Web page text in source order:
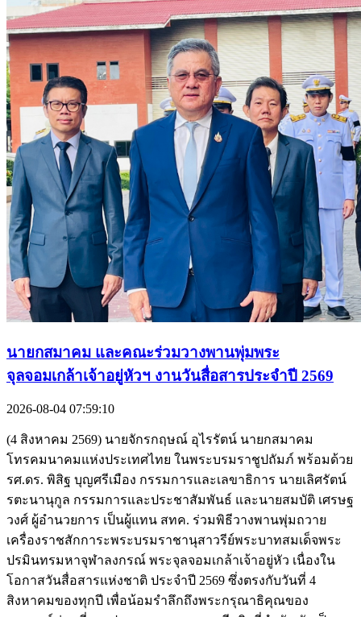
นายกสมาคม และคณะร่วมวางพานพุ่มพระ
จุลจอมเกล้าเจ้าอยู่หัวฯ งานวันสื่อสารประจำปี 2569
2026-08-04 07:59:10
(4 สิงหาคม 2569) นายจักรกฤษณ์ อุไรรัตน์ นายกสมาคม
โทรคมนาคมแห่งประเทศไทย ในพระบรมราชูปถัมภ์ พร้อมด้วย
รศ.ดร. พิสิฐ บุญศรีเมือง กรรมการและเลขาธิการ นายเลิศรัตน์
รตะนานุกูล กรรมการและประชาสัมพันธ์ และนายสมบัติ เศรษฐ
วงศ์ ผู้อำนวยการ เป็นผู้แทน สทค. ร่วมพิธีวางพานพุ่มถวาย
เครื่องราชสักการะพระบรมราชานุสาวรีย์พระบาทสมเด็จพระ
ปรมินทรมหาจุฬาลงกรณ์ พระจุลจอมเกล้าเจ้าอยู่หัว เนื่องใน
โอกาสวันสื่อสารแห่งชาติ ประจำปี 2569 ซึ่งตรงกับวันที่ 4
สิงหาคมของทุกปี เพื่อน้อมรำลึกถึงพระกรุณาธิคุณของ